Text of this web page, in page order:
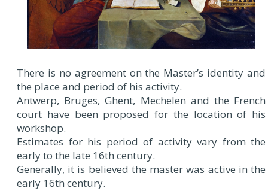
There is no agreement on the Master’s identity and
the place and period of his activity.
Antwerp, Bruges, Ghent, Mechelen and the French
court have been proposed for the location of his
workshop.
Estimates for his period of activity vary from the
early to the late 16th century.
Generally, it is believed the master was active in the
early 16th century.